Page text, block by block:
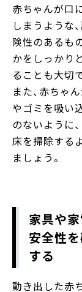
赤ちゃんが口
しまうような
険性のあるも
かをしっかり
ることも大切
また、赤ちゃ
やゴミを吸い
のないように
床を掃除する
ましょう。
家具や
安全性
する
動き出した赤